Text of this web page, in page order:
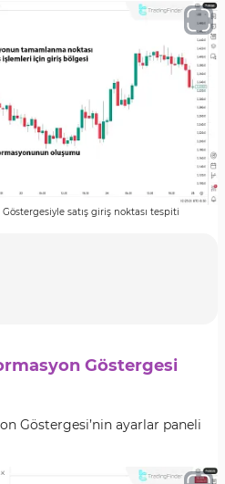
satış giriş noktası tespiti
Göstergesi
Göstergesi’nin ayarlar paneli